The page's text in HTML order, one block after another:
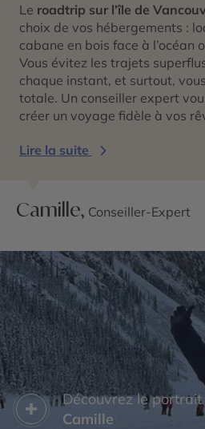
Le roadtrip sur l’île de
choix de vos hébergements :
cabane en bois face à l’océan
Vous évitez les trajets
chaque instant, et surtout,
totale. Un conseiller expert
créer un voyage fidèle à vos
Lire la suite
Camille, Conseiller-Expert
Découvrez le portrait
Camille